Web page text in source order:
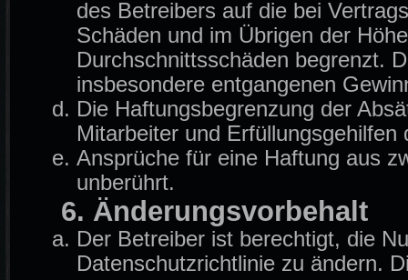
des Betreibers auf die bei
Schäden und im Übrigen der
Durchschnittsschäden begrenzt.
insbesondere entgangenen
Die Haftungsbegrenzung der
Mitarbeiter und Erfüllungsgehilfen
Ansprüche für eine Haftung aus
unberührt.
6. Änderungsvorbehalt
Der Betreiber ist berechtigt, die
Datenschutzrichtlinie zu ändern.